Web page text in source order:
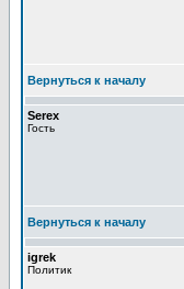
Вернуться к началу
Serex
Гость
Вернуться к началу
igrek
Политик